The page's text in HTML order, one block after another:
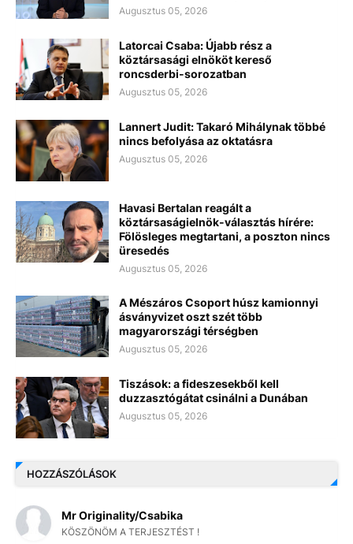
Augusztus 05, 2026
Latorcai Csaba: Újabb rész a
köztársasági elnököt kereső
roncsderbi-sorozatban
Augusztus 05, 2026
Lannert Judit: Takaró Mihálynak többé
nincs befolyása az oktatásra
Augusztus 05, 2026
Havasi Bertalan reagált a
köztársaságielnök-választás hírére:
Fölösleges megtartani, a poszton nincs
üresedés
Augusztus 05, 2026
A Mészáros Csoport húsz kamionnyi
ásványvizet oszt szét több
magyarországi térségben
Augusztus 05, 2026
Tiszások: a fideszesekből kell
duzzasztógátat csinálni a Dunában
Augusztus 05, 2026
HOZZÁSZÓLÁSOK
Mr Originality/Csabika
KÖSZÖNÖM A TERJESZTÉST !